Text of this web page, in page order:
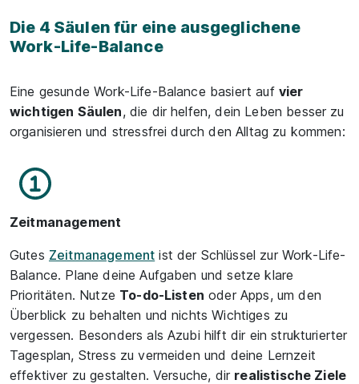
Die 4 Säulen für eine ausgeglichene
Work-Life-Balance
Eine gesunde Work-Life-Balance basiert auf vier
wichtigen Säulen, die dir helfen, dein Leben besser zu
organisieren und stressfrei durch den Alltag zu kommen:
Zeitmanagement
Gutes Zeitmanagement ist der Schlüssel zur Work-Life-
Balance. Plane deine Aufgaben und setze klare
Prioritäten. Nutze To-do-Listen oder Apps, um den
Überblick zu behalten und nichts Wichtiges zu
vergessen. Besonders als Azubi hilft dir ein strukturierter
Tagesplan, Stress zu vermeiden und deine Lernzeit
effektiver zu gestalten. Versuche, dir realistische Ziele